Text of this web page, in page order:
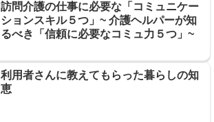
訪問介護の仕事に必要な「コミュニケー
ションスキル５つ」~ 介護ヘルパーが知
るべき「信頼に必要なコミュ力５つ」~
利用者さんに教えてもらった暮らしの知
恵